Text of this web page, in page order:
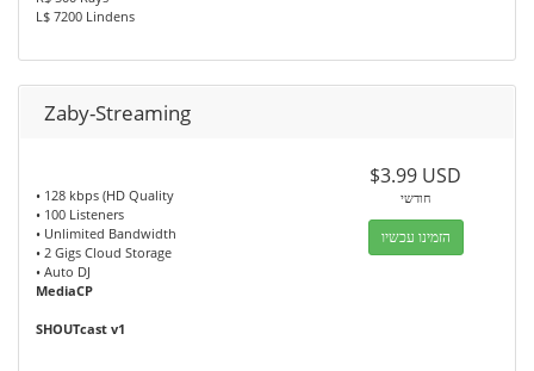
L$ 7200 Lindens
Zaby-Streaming
• 128 kbps (HD Quality
• 100 Listeners
• Unlimited Bandwidth
• 2 Gigs Cloud Storage
• Auto DJ
MediaCP
SHOUTcast v1
$3.99 USD
חודשי
הזמינו עכשיו